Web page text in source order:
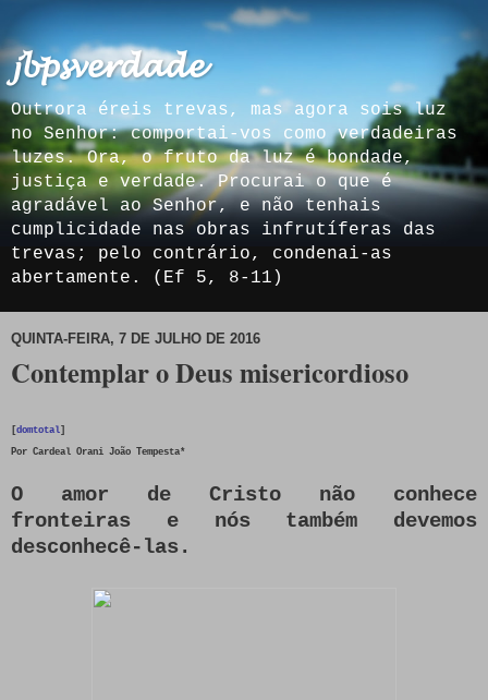
𝓳𝓫𝓹𝓼𝓿𝓮𝓻𝓭𝓪𝓭𝓮
Outrora éreis trevas, mas agora sois luz
no Senhor: comportai-vos como verdadeiras
luzes. Ora, o fruto da luz é bondade,
justiça e verdade. Procurai o que é
agradável ao Senhor, e não tenhais
cumplicidade nas obras infrutíferas das
trevas; pelo contrário, condenai-as
abertamente. (Ef 5, 8-11)
QUINTA-FEIRA, 7 DE JULHO DE 2016
Contemplar o Deus misericordioso
domtotal
Por Cardeal Orani João Tempesta*
O amor de Cristo não conhece
fronteiras e nós também devemos
desconhecê-las.